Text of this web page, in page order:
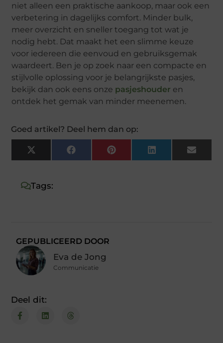
niet alleen een praktische aankoop, maar ook een
verbetering in dagelijks comfort. Minder bulk,
meer overzicht en sneller toegang tot wat je
nodig hebt. Dat maakt het een slimme keuze
voor iedereen die eenvoud en gebruiksgemak
waardeert. Ben je op zoek naar een compacte en
stijlvolle oplossing voor je belangrijkste pasjes,
bekijk dan ook eens onze pasjeshouder en
ontdek het gemak van minder meenemen.
Goed artikel? Deel hem dan op:
X
(Twitter)
FacebookPinterestLinkedInEmail
Tags:
GEPUBLICEERD DOOR
Eva de Jong
Communicatie
Deel dit: